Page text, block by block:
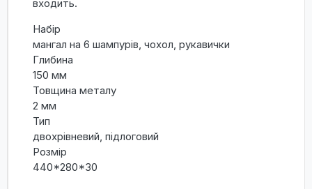
входить.
Набір
мангал на 6 шампурів, чохол, рукавички
Глибина
150 мм
Товщина металу
2 мм
Тип
двохрівневий, підлоговий
Розмір
440*280*30